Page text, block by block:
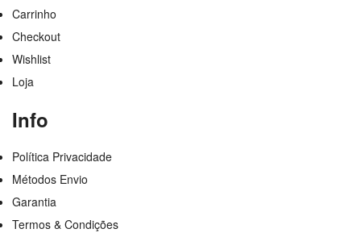
Carrinho
Checkout
Wishlist
Loja
Info
Política Privacidade
Métodos Envio
Garantia
Termos & Condições